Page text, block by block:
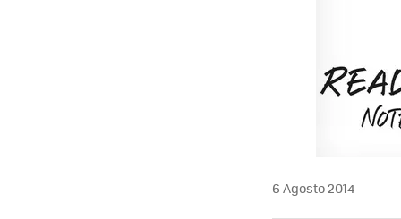
6 Agosto 2014